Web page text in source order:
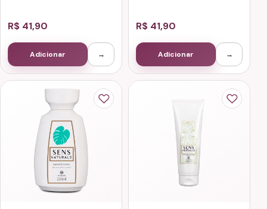
R$ 41,90
Adicionar →
R$ 41,90
Adicionar →